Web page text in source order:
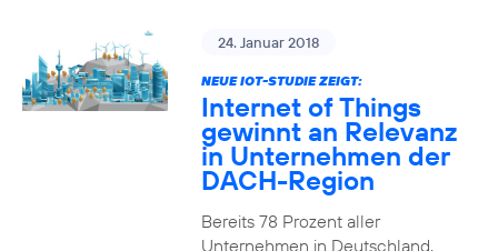
24. Januar 2018
NEUE IOT-STUDIE ZEIGT:
Internet of Things
gewinnt an Relevanz
in Unternehmen der
DACH-Region
Bereits 78 Prozent aller
Unternehmen in Deutschland,